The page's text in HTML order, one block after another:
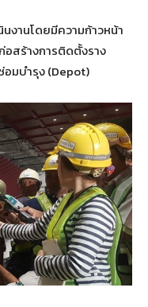
นงานโดยมีความก้าวหน้า
อสร้างการติดตั้งราง
มบำรุง (Depot)